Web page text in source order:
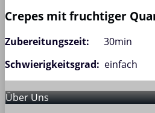
Crepes mit fruchtiger
Zubereitungszeit:
30min
Schwierigkeitsgrad: einfach
Über Uns